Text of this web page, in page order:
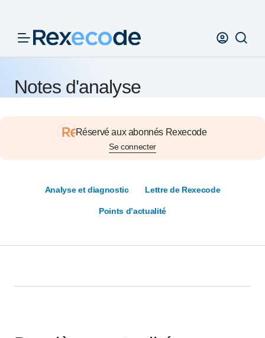
Notes d'analyse
Réservé aux abonnés Rexecode
Se connecter
Analyse et diagnostic Lettre de Rexecode
Points d’actualité